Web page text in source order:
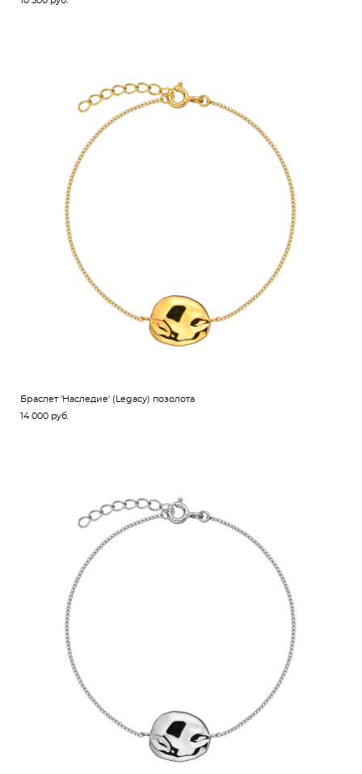
Браслет 'Наследие' (Legacy) позолота
14 000 pуб.